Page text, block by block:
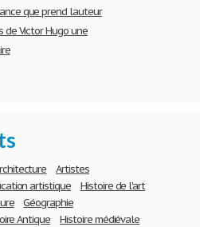
que prend lauteur
Victor Hugo une
Artistes
artistique
Histoire de l'art
Géographie
Antique
Histoire médiévale